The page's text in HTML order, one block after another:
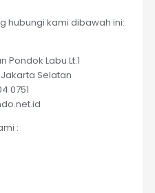
hubungi kami dibawah ini:
Pondok Labu Lt.1
Jakarta Selatan
0751
: